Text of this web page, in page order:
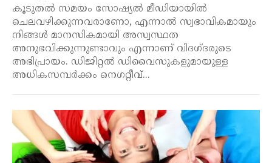
കൂടുതൽ സമയം സോഷ്യൽ മീഡിയായിൽ
ചെലവഴിക്കുന്നവരാണോ, എന്നാൽ സ്വഭാവികമായും
നിങ്ങൾ മാനസികമായി അസ്വസ്ഥത
അനുഭവിക്കുന്നുണ്ടാവും എന്നാണ് വിദഗ്ദരുടെ
അഭിപ്രായം. ഡിജിറ്റൽ ഡിവൈസുകളുമായുള്ള
അധികസമ്പർക്കം നെഗറ്റീവ്...